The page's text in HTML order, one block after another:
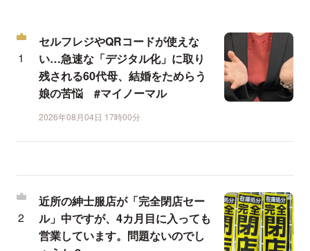
セルフレジやQRコードが使えな
い…急速な「デジタル化」に取り
残される60代母、結婚をためらう
娘の苦悩 #マイノーマル
2026年08月04日 17時00分
近所の紳士服店が「完全閉店セー
ル」中ですが、4カ月目に入っても
営業しています。問題ないのでし